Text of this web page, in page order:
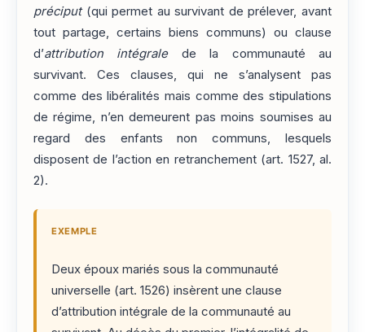
préciput(qui permet au survivant de prélever, avant
tout partage, certains biens communs) ou clause
d’attribution intégralede la communauté au
survivant. Ces clauses, qui ne s’analysent pas
comme des libéralités mais comme des stipulations
de régime, n’en demeurent pas moins soumises au
regard des enfants non communs, lesquels
disposent de l’action en retranchement (art. 1527, al.
2).
EXEMPLE
Deux époux mariés sous la communauté
universelle (art. 1526) insèrent une clause
d’attribution intégrale de la communauté au